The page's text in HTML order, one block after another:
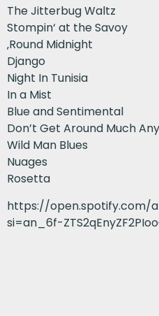
The Jitterbug Waltz
Stompin‘ at the Savoy
‚Round Midnight
Django
Night In Tunisia
In a Mist
Blue and Sentimental
Don’t Get Around Much
Wild Man Blues
Nuages
Rosetta
https://open.spotify.com/
si=an_6f-